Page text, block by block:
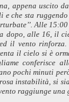
appena uscito
che sta
Alle15:00
dopo, alle 16, il
il vento
il cielo si è
conferisce
pochi minuti
instabilità, si
raggiunge una